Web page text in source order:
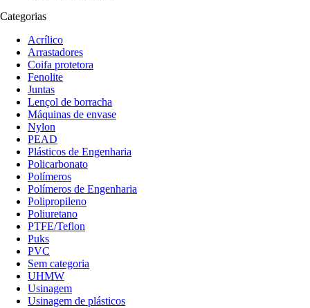
Categorias
Acrílico
Arrastadores
Coifa protetora
Fenolite
Juntas
Lençol de borracha
Máquinas de envase
Nylon
PEAD
Plásticos de Engenharia
Policarbonato
Polímeros
Polímeros de Engenharia
Polipropileno
Poliuretano
PTFE/Teflon
Puks
PVC
Sem categoria
UHMW
Usinagem
Usinagem de plásticos